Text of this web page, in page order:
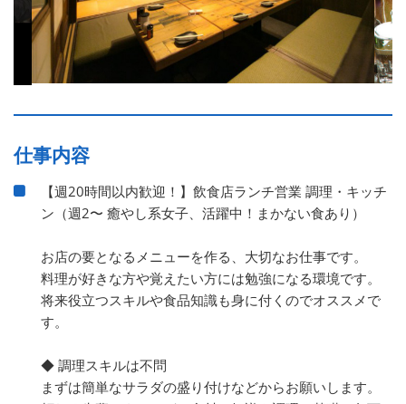
仕事内容
【週20時間以内歓迎！】飲食店ランチ営業 調理・キッチ
ン（週2〜 癒やし系女子、活躍中！まかない食あり）
お店の要となるメニューを作る、大切なお仕事です。
料理が好きな方や覚えたい方には勉強になる環境です。
将来役立つスキルや食品知識も身に付くのでオススメで
す。
◆ 調理スキルは不問
まずは簡単なサラダの盛り付けなどからお願いします。